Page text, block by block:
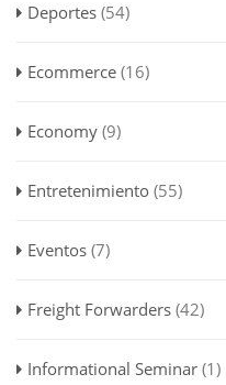
Deportes (54)
Ecommerce (16)
Economy (9)
Entretenimiento (55)
Eventos (7)
Freight Forwarders (42)
Informational Seminar (1)